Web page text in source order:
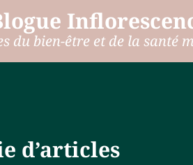
du bien-être et de la santé
d’articles